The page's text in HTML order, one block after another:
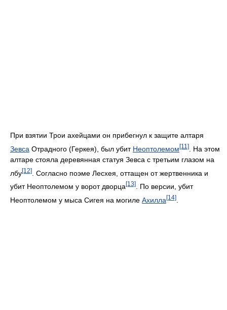
При взятии Трои ахейцами он прибегнул к защите алтаря
Зевса Отрадного (Геркея), был убит Неоптолемом[11]
. На этом
алтаре стояла деревянная статуя Зевса с третьим глазом на
лбу[12]
. Согласно поэме Лесхея, оттащен от жертвенника и
убит Неоптолемом у ворот дворца [13]
. По версии, убит
Неоптолемом у мыса Сигея на могиле Ахилла[14]